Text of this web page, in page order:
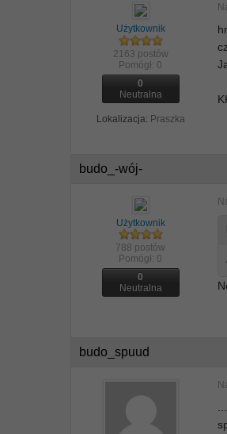
Użytkownik
2163 postów
Pomógł: 0
0
Neutralna
Lokalizacja: Praszka
budo_-wój-
Użytkownik
788 postów
Pomógł: 0
0
Neutralna
budo_spuud